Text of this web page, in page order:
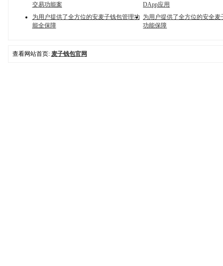
交易功能案
DApp应用
为用户提供了全方位的安麦子钱包管理功
能全保障
为用户提供了全方位的安全麦
功能保障
查看网站首页: 麦子钱包官网